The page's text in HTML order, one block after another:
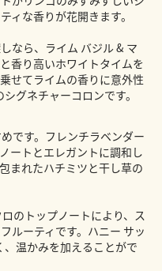
ィな香りが花開きます。
なら、ライム バジル & マ
香り高いホワイトタイムを
せてライムの香りに意外性
グネチャーコロンです。
です。フレンチラベンダー
ートとエレガントに調和し
まれたハチミツと干し草の
のトップノートにより、ス
ルーティです。ハニー サッ
温かみを加えることがで